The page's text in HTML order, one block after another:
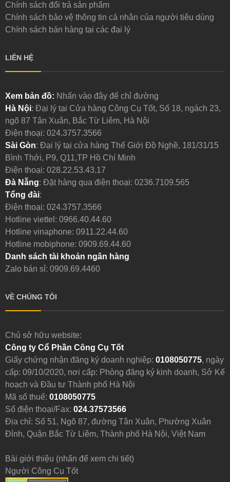
Chính sách đổi trả sản phẩm
Chính sách bảo vệ thông tin cá nhân của người tiêu dùng
Chính sách bán hàng tại các đại lý
LIÊN HỆ
Xem bản đồ: Nhấn vào đây để chỉ đường
Hà Nội: Đại lý tại Cửa hàng Công Cụ Tốt, Số 18, ngách 23,
ngõ 87 Tân Xuân, Bắc Từ Liêm, Hà Nội
Điện thoại: 024.3757.3566
Sài Gòn: Đại lý tại cửa hàng Thế Giới Đồ Nghề, 181/31/15
Bình Thới, P9, Q11,TP Hồ Chí Minh
Điện thoại: 028.22.53.43.17
Đà Nẵng: Đặt hàng qua điện thoại: 0236.7109.565
Tổng đài:
Điện thoại: 024.3757.3566
Hotline viettel: 0966.40.44.60
Hotline vinaphone: 0911.22.44.60
Hotline mobiphone: 0909.69.44.60
Danh sách tài khoản ngân hàng
Zalo bán sỉ: 0909.69.4460
VỀ CHÚNG TÔI
Chủ sở hữu website:
Công ty Cổ Phần Công Cụ Tốt
Giấy chứng nhận đăng ký doanh nghiệp: 0108050775, ngày
cấp: 09/10/2020, nơi cấp: Phòng đăng ký kinh doanh, Sở Kế
hoạch và Đầu tư Thành phố Hà Nội
Mã số thuế: 0108050775
Số điện thoại/Fax: 024.37573566
Địa chỉ: Số 51, Ngõ 87, đường Tân Xuân, Phường Xuân
Đỉnh, Quận Bắc Từ Liêm, Thành phố Hà Nội, Việt Nam
Bài giới thiệu (nhấn để xem chi tiết)
Người Công Cụ Tốt